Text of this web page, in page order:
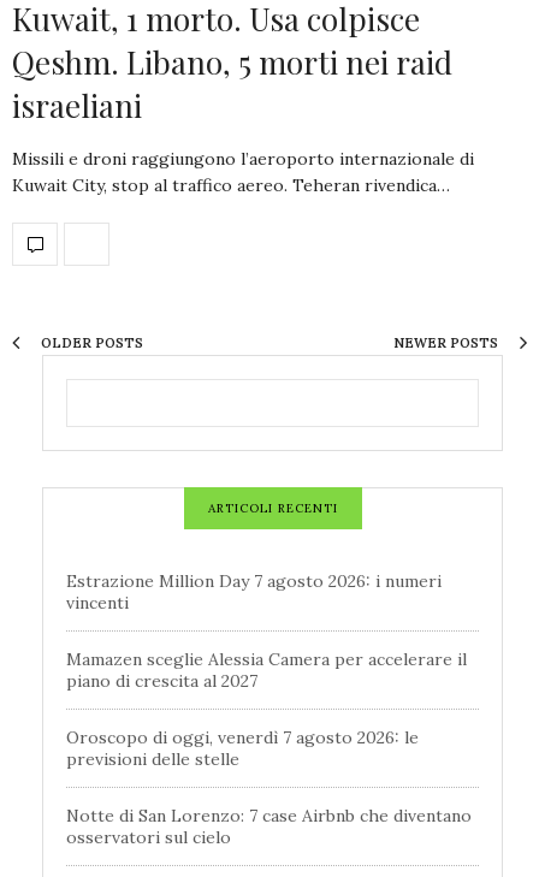
Kuwait, 1 morto. Usa colpisce
Qeshm. Libano, 5 morti nei raid
israeliani
Missili e droni raggiungono l’aeroporto internazionale di
Kuwait City, stop al traffico aereo. Teheran rivendica…
OLDER POSTS NEWER POSTS
ARTICOLI RECENTI
Estrazione Million Day 7 agosto 2026: i numeri
vincenti
Mamazen sceglie Alessia Camera per accelerare il
piano di crescita al 2027
Oroscopo di oggi, venerdì 7 agosto 2026: le
previsioni delle stelle
Notte di San Lorenzo: 7 case Airbnb che diventano
osservatori sul cielo